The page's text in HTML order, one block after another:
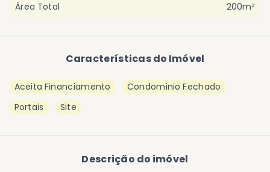
Características do Imóvel
Aceita Financiamento
Condominio Fechado
Portais
Site
Descrição do imóvel
Área Total
200m²